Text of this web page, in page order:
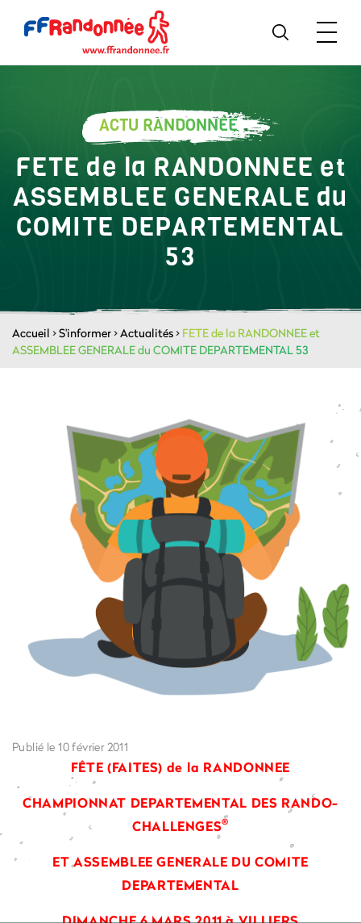
ACTU RANDONNÉE
FETE de la RANDONNEE et
ASSEMBLEE GENERALE du
COMITE DEPARTEMENTAL
53
Accueil >S'informer>Actualités> FETE de la RANDONNEE et
ASSEMBLEE GENERALE du COMITE DEPARTEMENTAL 53
Publié le 10 février 2011
FÊTE (FAITES) de la RANDONNEE
CHAMPIONNAT DEPARTEMENTAL DES RANDO-
CHALLENGES®
ET ASSEMBLEE GENERALE DU COMITE
DEPARTEMENTAL